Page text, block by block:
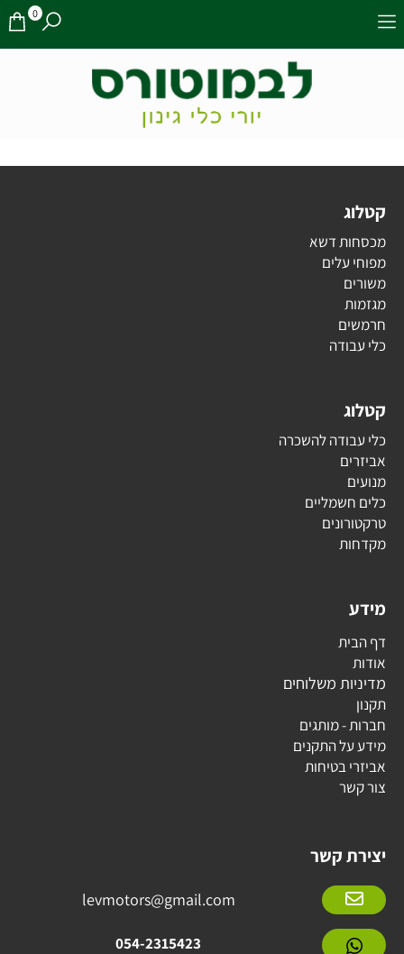
0
קטלוג
מכסחות דשא
מפוחי עלים
משורים
מגזמות
חרמשים
כלי עבודה
קטלוג
כלי עבודה להשכרה
אביזרים
מנועים
כלים חשמליים
טרקטורונים
מקדחות
מידע
דף הבית
אודות
מדיניות משלוחים
תקנון
חברות - מותגים
מידע על התקנים
אביזרי בטיחות
צור קשר
יצירת קשר
levmotors@gmail.com
054-2315423